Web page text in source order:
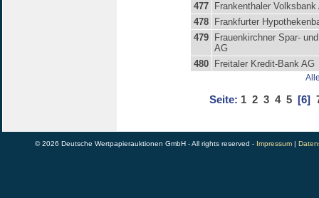
477
Frankenthaler Volksbank
478
Frankfurter
479
Frauenkirchner Spar-
AG
480
Freitaler Kredit-Bank AG
Seite: 1 2 3 4 5 [6]
© 2026 Deutsche Wertpapierauktionen GmbH - All rights reserved - Impressum|